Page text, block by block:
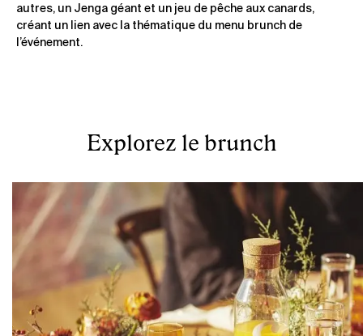
autres, un Jenga géant et un jeu de pêche aux canards,
créant un lien avec la thématique du menu brunch de
l’événement.
Explorez le brunch